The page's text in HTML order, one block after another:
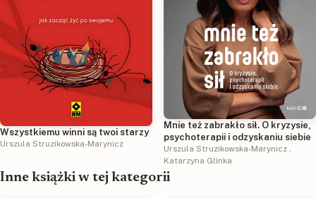
Wszystkiemu winni są twoi starzy
Urszula Struzikowska-Marynicz
Mnie też zabrakło sił. O kryzysie,
psychoterapii i odzyskaniu siebie
Urszula Struzikowska-Marynicz ,
Katarzyna Glinka
Inne książki w tej kategorii